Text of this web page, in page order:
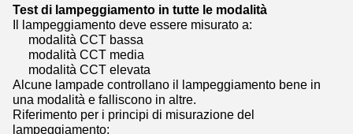
Test di lampeggiamento in tutte le modalità
Il lampeggiamento deve essere misurato a:
modalità CCT bassa
modalità CCT media
modalità CCT elevata
Alcune lampade controllano il lampeggiamento bene in
una modalità e falliscono in altre.
Riferimento per i principi di misurazione del
lampeggiamento: